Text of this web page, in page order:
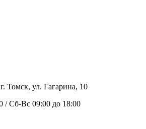
г. Томск, ул. Гагарина, 10
/Сб-Вс 09:00 до 18:00